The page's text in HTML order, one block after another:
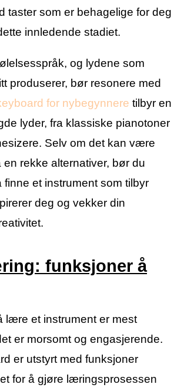
taster som er behagelige for deg
innledende stadiet.
og lydene som
produserer, bør resonere med
for nybegynnere tilbyr en
lyder, fra klassiske pianotoner
Selv om det kan være
en rekke alternativer, bør du
finne et instrument som tilbyr
deg og vekker din
funksjoner å
lære et instrument er mest
er morsomt og engasjerende.
er utstyrt med funksjoner
for å gjøre læringsprosessen